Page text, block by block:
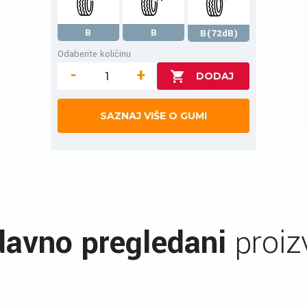
B B
B(72dB)
Odaberite količinu
- +
SAZNAJ VIŠE O GUMI
pregledani